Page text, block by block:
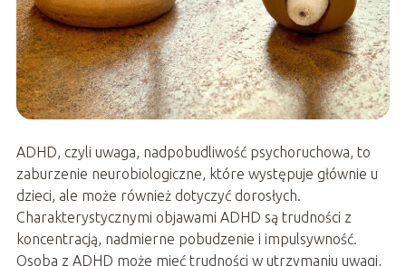
ADHD, czyli uwaga, nadpobudliwość psychoruchowa, to
zaburzenie neurobiologiczne, które występuje głównie u
dzieci, ale może również dotyczyć dorosłych.
Charakterystycznymi objawami ADHD są trudności z
koncentracją, nadmierne pobudzenie i impulsywność.
Osoba z ADHD może mieć trudności w utrzymaniu uwagi,